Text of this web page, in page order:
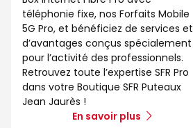
téléphonie fixe, nos Forfaits Mobile
5G Pro, et bénéficiez de services et
d’avantages conçus spécialement
pour l’activité des professionnels.
Retrouvez toute l’expertise SFR Pro
dans votre Boutique SFR Puteaux
Jean Jaurès !
En savoir plus